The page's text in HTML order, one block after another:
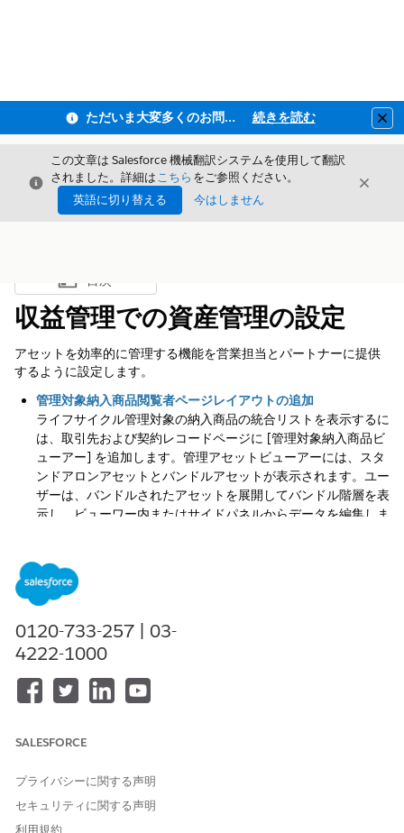
ただいま大変多くのお問い合わせをいただいており、ご連絡までにお時間を頂戴しております 続きを読む
閉じる
この文章は Salesforce 機械翻訳システムを使用して翻訳
されました。詳細はこちら をご参照ください。
英語に切り替える
今はしません
閉じる
目次を表示
目次
収益管理での資産管理の設定
アセットを効率的に管理する機能を営業担当とパートナーに提供
するように設定します。
管理対象納入商品閲覧者ページレイアウトの追加
ライフサイクル管理対象の納入商品の統合リストを表示するに
は、取引先および契約レコードページに [管理対象納入商品ビ
ューアー] を追加します。管理アセットビューアーには、スタ
ンドアロンアセットとバンドルアセットが表示されます。ユー
ザーは、バンドルされたアセットを展開してバンドル階層を表
示し、ビューワー内またはサイドパネルからデータを編集しま
注文からの納入商品作成の自動化
注文に関連する納入商品を最新の状態に保つには、フローを使
用して作成および更新します。
に、[Create or Update Asset from Order (注文からの納入商
品の作成または更新)] フローアクションを呼び出すレコードト
リガーフローを作成します。フローをカスタマイズするか、他
のアクションを実行する条件を追加します。
納入商品ライフサイクルフローの設定
するには、[収益設定] ページからアセットのデフォルトフロー
さまざまなライフサイクルフェーズでの商品の移行が自動化さ
れるため、時間とコストが節約されます。
0120-733-257 | 03-
4222-1000
SALESFORCE
プライバシーに関する声明
セキュリティに関する声明
利用規約